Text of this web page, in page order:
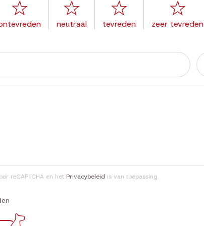
neutraal tevreden zeer tevreden
reCAPTCHA en het Privacybeleid is van toepassing.